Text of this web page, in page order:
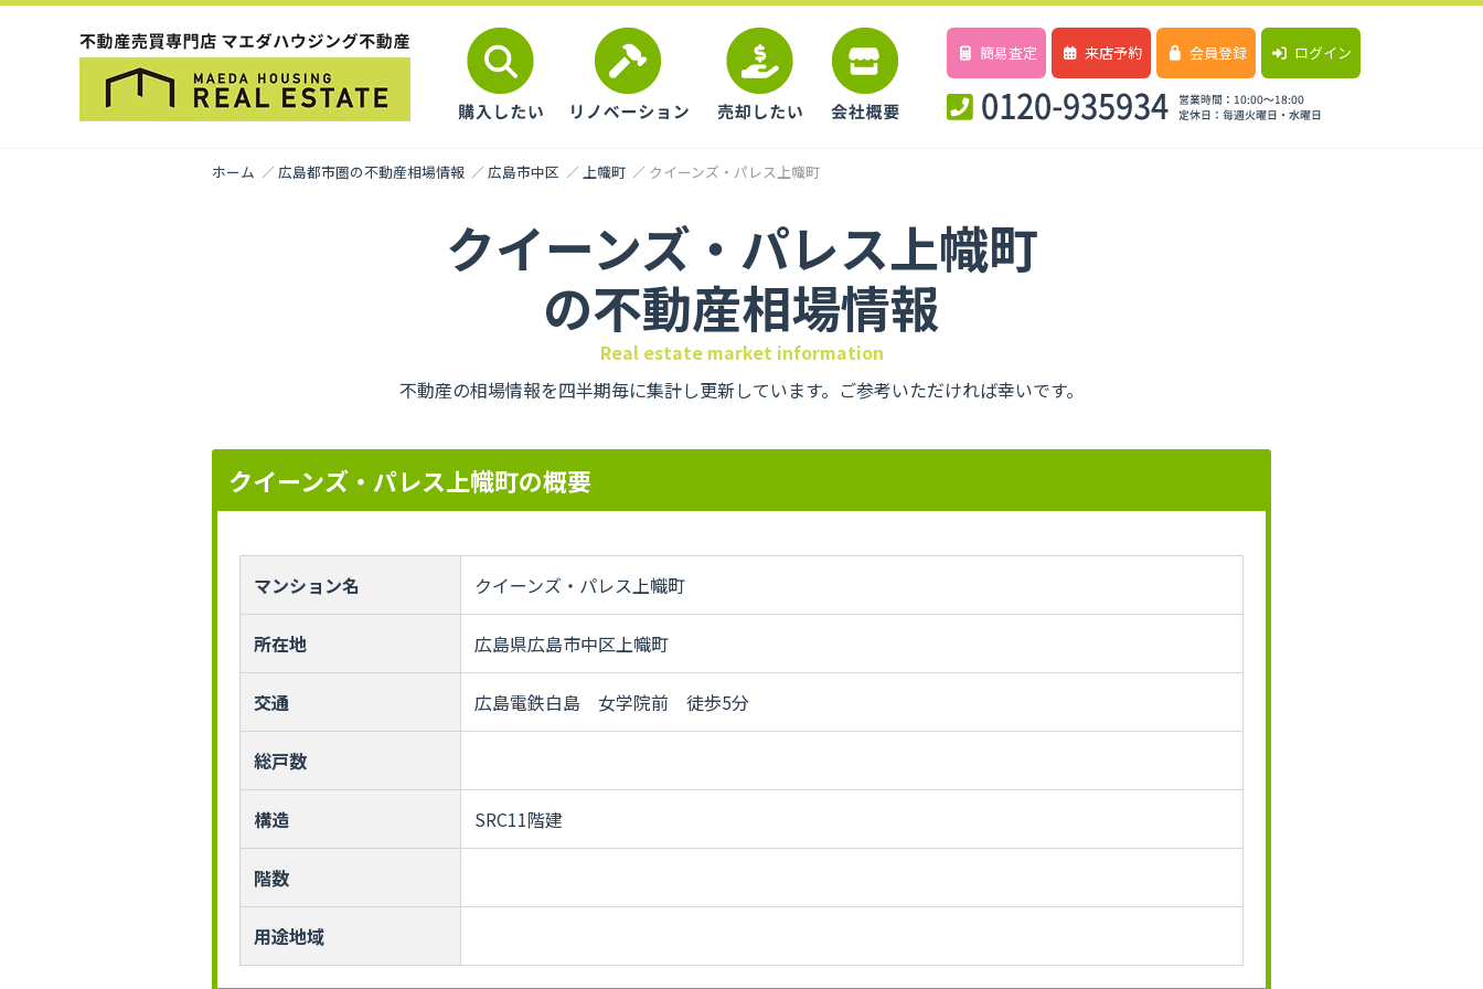
簡易査定 来店予約 会員登録 ログイン
ホーム 広島都市圏の不動産相場情報 広島市中区 上幟町 クイーンズ・パレス上幟町
クイーンズ・パレス上幟町
の不動産相場情報
Real estate market information
不動産の相場情報を四半期毎に集計し更新しています。ご参考いただければ幸いです。
クイーンズ・パレス上幟町の概要
マンション名 クイーンズ・パレス上幟町
所在地 広島県広島市中区上幟町
交通 広島電鉄白島 女学院前 徒歩5分
総戸数
構造 SRC11階建
階数
用途地域